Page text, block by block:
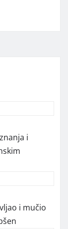
i
i mučio